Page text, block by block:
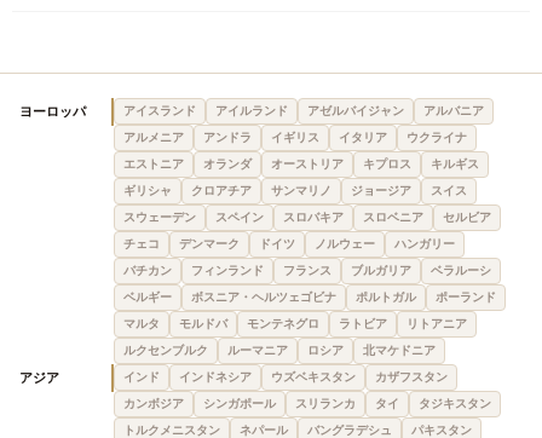
ヨーロッパ アイスランド アイルランド アゼルバイジャン
アルバニア
アルメニア
アンドラ イギリス イタリア
ウクライナ
エストニア
オランダ オーストリア キプロス
キルギス
ギリシャ
クロアチア サンマリノ ジョージア
スイス
スウェーデン
スペイン スロバキア スロベニア
セルビア
チェコ
デンマーク ドイツ ノルウェー
ハンガリー
バチカン
フィンランド フランス ブルガリア
ベラルーシ
ベルギー
ボスニア・ヘルツェゴビナ ポルトガル
ポーランド
マルタ
モルドバ モンテネグロ ラトビア
リトアニア
ルクセンブルク
ルーマニア ロシア 北マケドニア
アジア インド インドネシア ウズベキスタン
カザフスタン
カンボジア
シンガポール スリランカ タイ
タジキスタン
トルクメニスタン
ネパール バングラデシュ
パキスタン